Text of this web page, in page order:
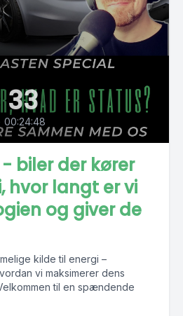
00:24:48
biler der kører
hvor langt er vi
og giver de
kilde til energi –
vi maksimerer dens
til en spændende